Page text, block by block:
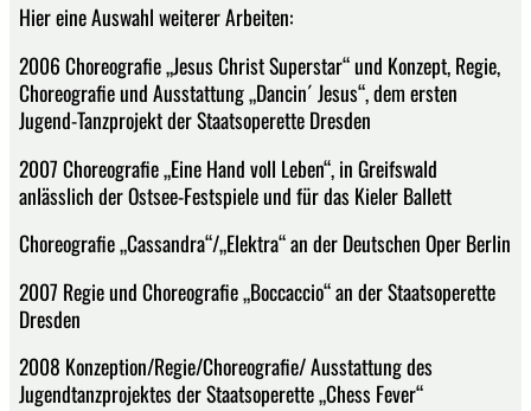
Hier eine Auswahl weiterer Arbeiten:
2006 Choreografie „Jesus Christ Superstar“ und Konzept, Regie,
Choreografie und Ausstattung „Dancin´ Jesus“, dem ersten
Jugend-Tanzprojekt der Staatsoperette Dresden
2007 Choreografie „Eine Hand voll Leben“, in Greifswald
anlässlich der Ostsee-Festspiele und für das Kieler Ballett
Choreografie „Cassandra“/„Elektra“ an der Deutschen Oper Berlin
2007 Regie und Choreografie „Boccaccio“ an der Staatsoperette
Dresden
2008 Konzeption/Regie/Choreografie/ Ausstattung des
Jugendtanzprojektes der Staatsoperette „Chess Fever“